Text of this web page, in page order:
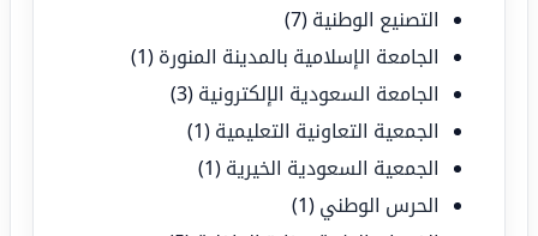
التصنيع الوطنية (7)
الجامعة الإسلامية بالمدينة المنورة (1)
الجامعة السعودية الإلكترونية (3)
الجمعية التعاونية التعليمية (1)
الجمعية السعودية الخيرية (1)
الحرس الوطني (1)